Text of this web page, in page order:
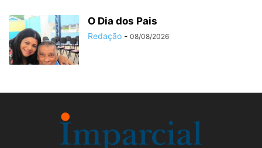
O Dia dos Pais
Redação - 08/08/2026